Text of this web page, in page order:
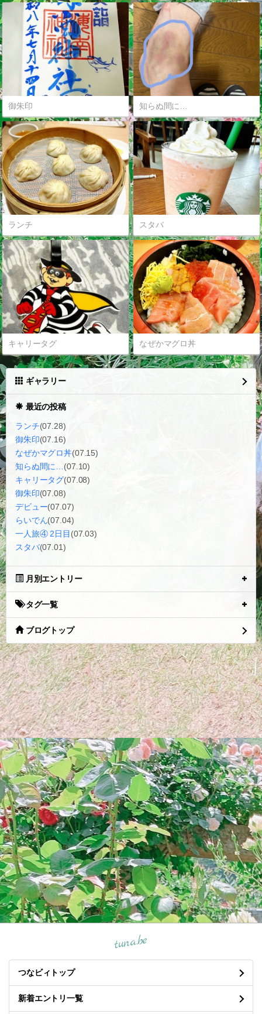
御朱印 知らぬ間に…
ランチ スタバ
キャリータグ なぜかマグロ丼
ギャラリー
最近の投稿
ランチ(07.28)
御朱印(07.16)
なぜかマグロ丼(07.15)
知らぬ間に… (07.10)
キャリータグ(07.08)
御朱印(07.08)
デビュー(07.07)
らいでん(07.04)
一人旅④ 2日目 (07.03)
スタバ(07.01)
月別エントリー
タグ一覧
ブログトップ
tuna.be
つなビィトップ
新着エントリ一覧